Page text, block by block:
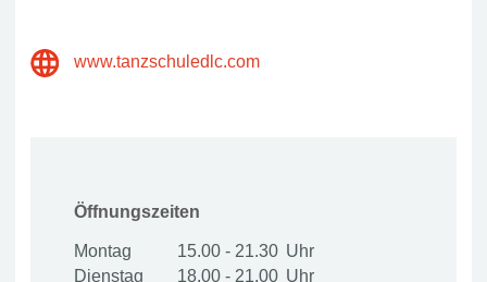
www.tanzschuledlc.com
Öffnungszeiten
Montag
15.00 - 21.30
Dienstag
18.00 - 21.00